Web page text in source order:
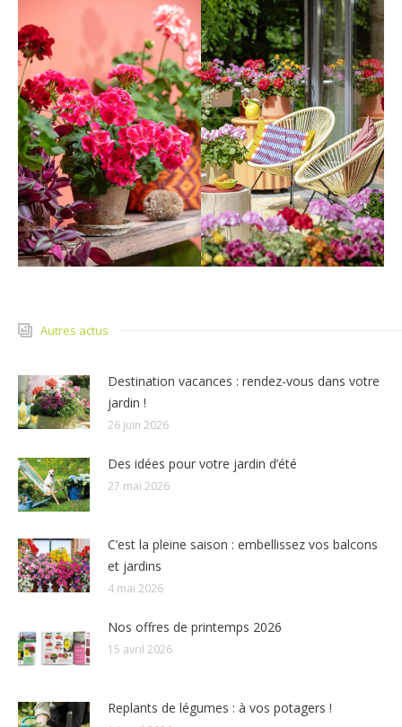
Autres actus
Destination vacances : rendez-vous dans votre
jardin !
26 juin 2026
Des idées pour votre jardin d’été
27 mai 2026
C’est la pleine saison : embellissez vos balcons
et jardins
4 mai 2026
Nos offres de printemps 2026
15 avril 2026
Replants de légumes : à vos potagers !